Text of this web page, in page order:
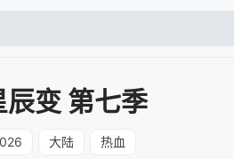
辰变 第七季
大陆 热血